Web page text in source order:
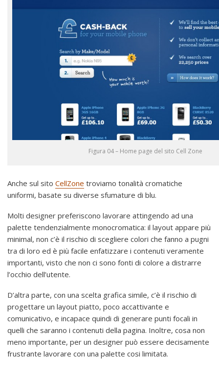
Figura 04 – Home page del sito Cell Zone
Anche sul sito CellZone troviamo tonalità cromatiche
uniformi, basate su diverse sfumature di blu.
Molti designer preferiscono lavorare attingendo ad una
palette tendenzialmente monocromatica: il layout appare più
minimal, non c’è il rischio di scegliere colori che fanno a pugni
tra di loro ed è più facile enfatizzare i contenuti veramente
importanti, visto che non ci sono fonti di colore a distrarre
l’occhio dell’utente.
D’altra parte, con una scelta grafica simile, c’è il rischio di
progettare un layout piatto, poco accattivante e
comunicativo, e incapace quindi di generare punti focali in
quelli che saranno i contenuti della pagina. Inoltre, cosa non
meno importante, per un designer può essere decisamente
frustrante lavorare con una palette cosi limitata.